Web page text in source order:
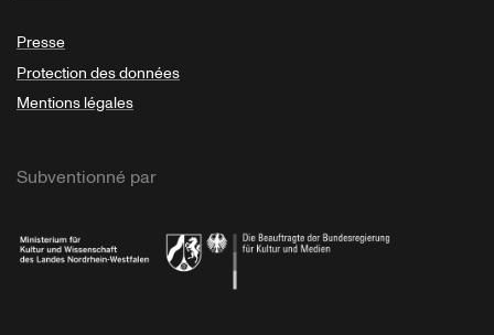
Presse
Protection des données
Mentions légales
Subventionné par